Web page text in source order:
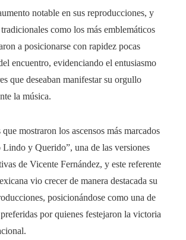
notable en sus reproducciones, y
como los más emblemáticos
a posicionarse con rapidez pocas
encuentro, evidenciando el entusiasmo
que deseaban manifestar su orgullo
la música.
mostraron los ascensos más marcados
y Querido”, una de las versiones
de Vicente Fernández, y este referente
vio crecer de manera destacada su
posicionándose como una de
por quienes festejaron la victoria